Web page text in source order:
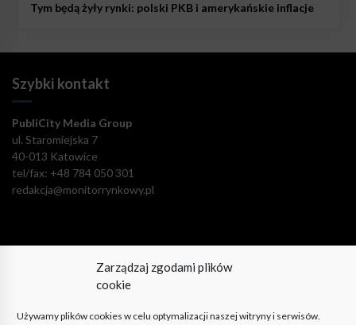
Zarządzaj zgodami plików
cookie
Używamy plików cookies w celu optymalizacji naszej witryny i serwisów.
Tym będą żyły rynki: polski PKB i amerykańskie inflacje
Szybki kontakt
PubliCity Media Group
ul. Staromiejska 7
40-013 Katowice
tel/fax: +48 784 050 301
redakcja@monitorrynkowy.pl
Pozostańmy w kontakcie!